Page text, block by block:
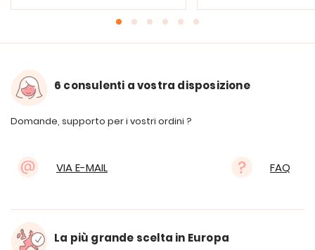
6 consulenti a vostra disposizione
Domande, supporto per i vostri ordini ?
VIA E-MAIL FAQ
La più grande scelta in Europa